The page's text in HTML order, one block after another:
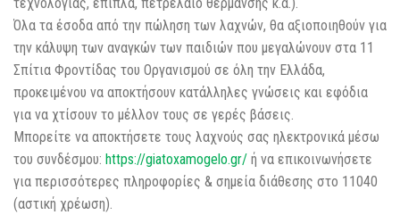
τεχνολογίας, έπιπλα, πετρέλαιο θέρμανσης κ.α.).
Όλα τα έσοδα από την πώληση των λαχνών, θα αξιοποιηθούν για
την κάλυψη των αναγκών των παιδιών που μεγαλώνουν στα 11
Σπίτια Φροντίδας του Οργανισμού σε όλη την Ελλάδα,
προκειμένου να αποκτήσουν κατάλληλες γνώσεις και εφόδια
για να χτίσουν το μέλλον τους σε γερές βάσεις.
Μπορείτε να αποκτήσετε τους λαχνούς σας ηλεκτρονικά μέσω
του συνδέσμου: https://giatoxamogelo.gr/ ή να επικοινωνήσετε
για περισσότερες πληροφορίες & σημεία διάθεσης στο 11040
(αστική χρέωση).